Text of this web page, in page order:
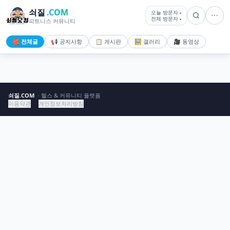
쇠질 .COM
피트니스 커뮤니티
오늘 방문자 -
전체 방문자 -
🧱 전체글 📢 공지사항 📋 게시판 🖼️ 갤러리 🎥 동영상
쇠질.COM · 헬스 & 커뮤니티 플랫폼
이용약관
개인정보처리방침